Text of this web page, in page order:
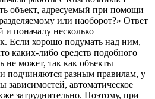
объект, адресуемый при помощи
или наоборот?» Ответ
поначалу несколько
Если хорошо подумать над ним,
каких-либо средств подобного
не может, так как объекты
подчиняются разным правилам, у
зависимостей, автоматическое
затруднительно. Поэтому, при